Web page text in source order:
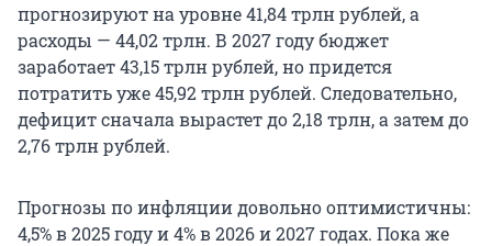
прогнозируют на уровне 41,84 трлн рублей, а
расходы — 44,02 трлн. В 2027 году бюджет
заработает 43,15 трлн рублей, но придется
потратить уже 45,92 трлн рублей. Следовательно,
дефицит сначала вырастет до 2,18 трлн, а затем до
2,76 трлн рублей.
Прогнозы по инфляции довольно оптимистичны:
4,5% в 2025 году и 4% в 2026 и 2027 годах. Пока же